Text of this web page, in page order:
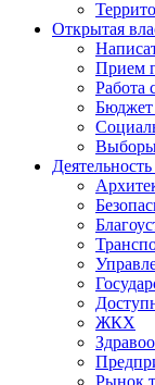
Открытая
Прием
Работа
Бюджет
Деятельность
ЖКХ
Рынок